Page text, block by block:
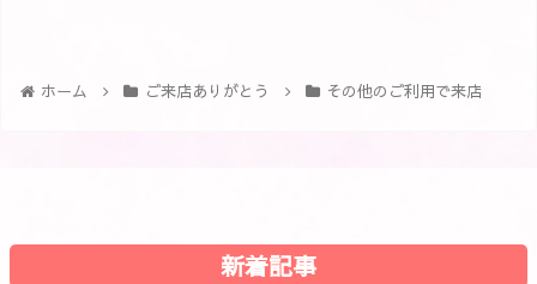
ホーム ご来店ありがとう その他のご利用で来店
新着記事